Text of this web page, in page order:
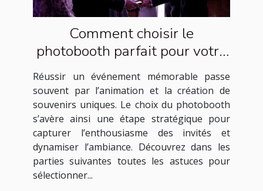
Comment choisir le
photobooth parfait pour votre
événement ?
Réussir un événement mémorable passe
souvent par l’animation et la création de
souvenirs uniques. Le choix du photobooth
s’avère ainsi une étape stratégique pour
capturer l’enthousiasme des invités et
dynamiser l’ambiance. Découvrez dans les
parties suivantes toutes les astuces pour
sélectionner...